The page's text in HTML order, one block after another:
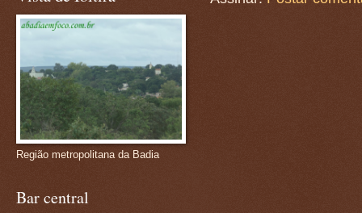
Região metropolitana da Badia
Bar central